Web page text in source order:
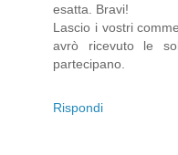
esatta. Bravi!
Lascio i vostri
avrò ricevuto le
partecipano.
Rispondi